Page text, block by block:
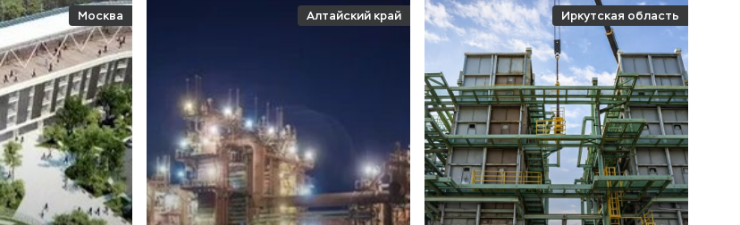
Москва Алтайский край Иркутская область